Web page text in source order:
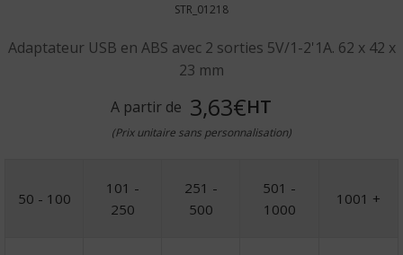
STR_01218
Adaptateur USB en ABS avec 2 sorties 5V/1-2'1A. 62 x 42 x
23 mm
A partir de 3,63€HT
(Prix unitaire sans personnalisation)
50 - 100
101 -
250
251 -
500
501 -
1000
1001 +